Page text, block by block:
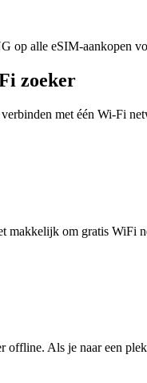
op alle eSIM-aankopen
zoeker
met één Wi-Fi
makkelijk om gratis WiFi
offline. Als je naar een